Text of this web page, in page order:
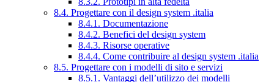
8.4. Progettare con il design system .italia
8.4.1. Documentazione
8.4.2. Benefici del design system
8.4.3. Risorse operative
8.4.4. Come contribuire al design system .italia
8.5. Progettare con i modelli di sito e servizi
8.5.1. Vantaggi dell’utilizzo dei modelli